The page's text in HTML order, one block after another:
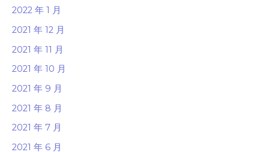
2022 年 1 月
2021 年 12 月
2021 年 11 月
2021 年 10 月
2021 年 9 月
2021 年 8 月
2021 年 7 月
2021 年 6 月